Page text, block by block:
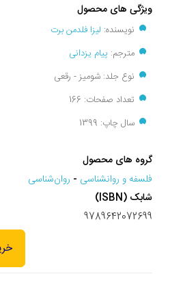
ویژگی های محصول
نویسنده: لیزا فلدمن برت
مترجم: پیام یزدانی
نوع جلد: شومیز - رقعی
تعداد صفحات: 166
سال چاپ: 1399
گروه های محصول
فلسفه و روانشناسی - روان‌شناسی
شابک (ISBN)
9789642072699